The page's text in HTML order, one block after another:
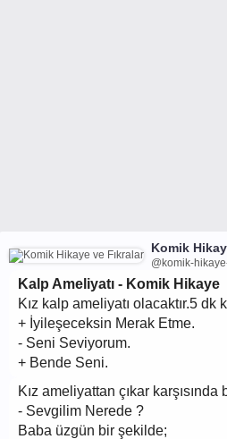
Komik
@komik-
Kalp Ameliyatı - Komik Hikaye
Kız kalp ameliyatı olacaktır.5
+ İyileşeceksin Merak Etme.
- Seni Seviyorum.
+ Bende Seni.
Kız ameliyattan çıkar karşısında
- Sevgilim Nerede ?
Baba üzgün bir şekilde;